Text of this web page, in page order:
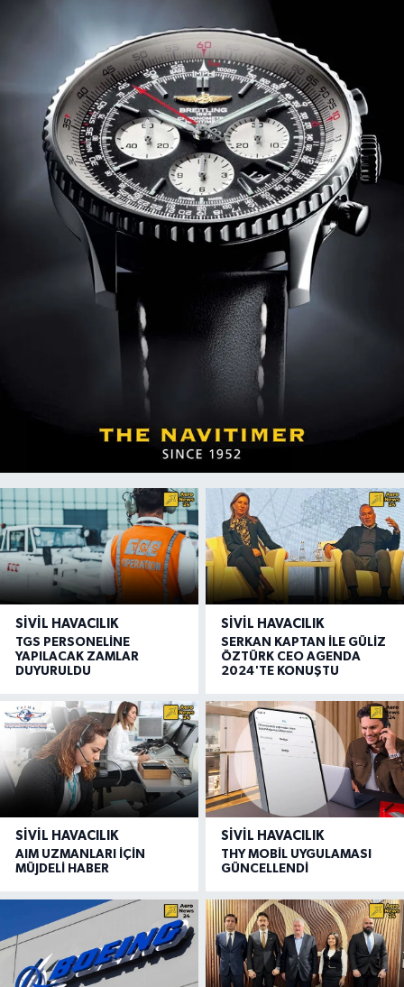
SIVIL HAVACILIK
TGS PERSONELİNE
YAPILACAK ZAMLAR
DUYURULDU
SIVIL HAVACILIK
SERKAN KAPTAN İLE GÜLİZ
ÖZTÜRK CEO AGENDA
2024'TE KONUŞTU
SIVIL HAVACILIK
AIM UZMANLARI İÇİN
MÜJDELİ HABER
SIVIL HAVACILIK
THY MOBİL UYGULAMASI
GÜNCELLENDİ